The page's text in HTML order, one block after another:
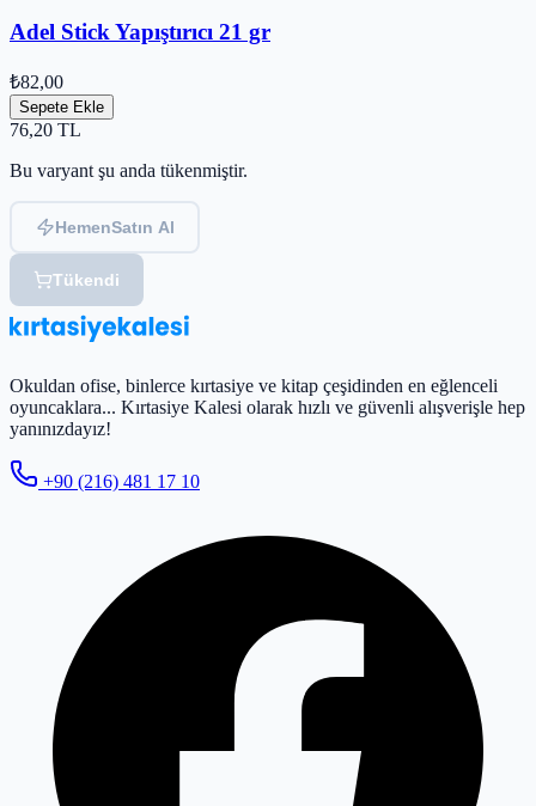
Adel Stick Yapıştırıcı 21 gr
₺82,00
Sepete Ekle
76,20 TL
Bu varyant şu anda tükenmiştir.
HemenSatın Al
Tükendi
Okuldan ofise, binlerce kırtasiye ve kitap çeşidinden en eğlenceli
oyuncaklara... Kırtasiye Kalesi olarak hızlı ve güvenli alışverişle hep
yanınızdayız!
+90 (216) 481 17 10